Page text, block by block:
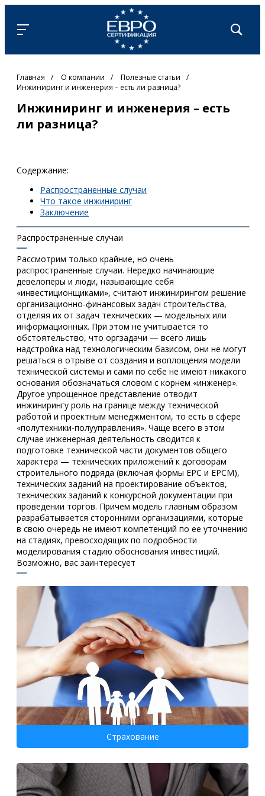
Главная / О компании / Полезные статьи
/
Инжиниринг и инженерия – есть ли разница?
Инжиниринг и инженерия – есть
ли разница?
Содержание:
Распространенные случаи
Что такое инжиниринг
Заключение
Распространенные случаи
Рассмотрим только крайние, но очень
распространенные случаи. Нередко начинающие
девелоперы и люди, называющие себя
«инвестиционщиками», считают инжинирингом решение
организационно-финансовых задач строительства,
отделяя их от задач технических — модельных или
информационных. При этом не учитывается то
обстоятельство, что оргзадачи — всего лишь
надстройка над технологическим базисом, они не могут
решаться в отрыве от создания и воплощения модели
технической системы и сами по себе не имеют никакого
основания обозначаться словом с корнем «инженер».
Другое упрощенное представление отводит
инжинирингу роль на границе между технической
работой и проектным менеджментом, то есть в сфере
«полутехники-полууправления». Чаще всего в этом
случае инженерная деятельность сводится к
подготовке технической части документов общего
характера — технических приложений к договорам
строительного подряда (включая формы ЕРС и ЕРСМ),
технических заданий на проектирование объектов,
технических заданий к конкурсной документации при
проведении торгов. Причем модель главным образом
разрабатывается сторонними организациями, которые
в свою очередь не имеют компетенций по ее уточнению
на стадиях, превосходящих по подробности
моделирования стадию обоснования инвестиций.
Возможно, вас заинтересует
Страхование